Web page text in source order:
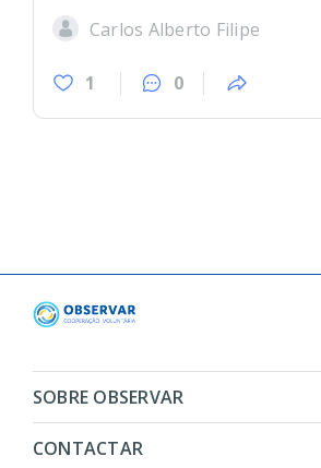
Carlos Alberto Filipe
1 0
SOBRE OBSERVAR
CONTACTAR